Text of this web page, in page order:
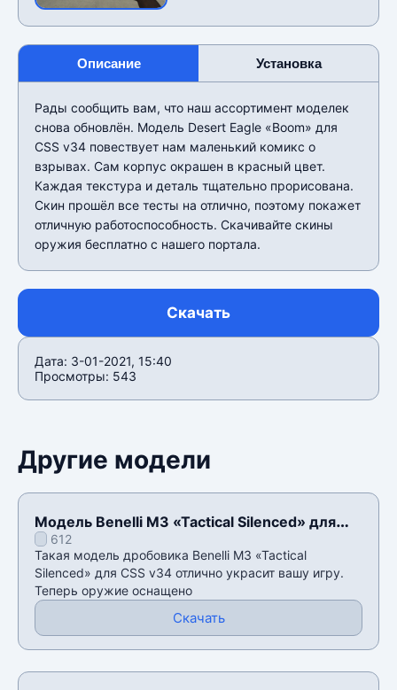
Описание Установка
Рады сообщить вам, что наш ассортимент моделек
снова обновлён. Модель Desert Eagle «Boom» для
CSS v34 повествует нам маленький комикс о
взрывах. Сам корпус окрашен в красный цвет.
Каждая текстура и деталь тщательно прорисована.
Скин прошёл все тесты на отлично, поэтому покажет
отличную работоспособность. Скачивайте скины
оружия бесплатно с нашего портала.
Скачать
Дата: 3-01-2021, 15:40
Просмотры: 543
Другие модели
Модель Benelli M3 «Tactical Silenced» для
CSS v34
612
Такая модель дробовика Benelli M3 «Tactical
Silenced» для CSS v34 отлично украсит вашу игру.
Теперь оружие оснащено
Скачать